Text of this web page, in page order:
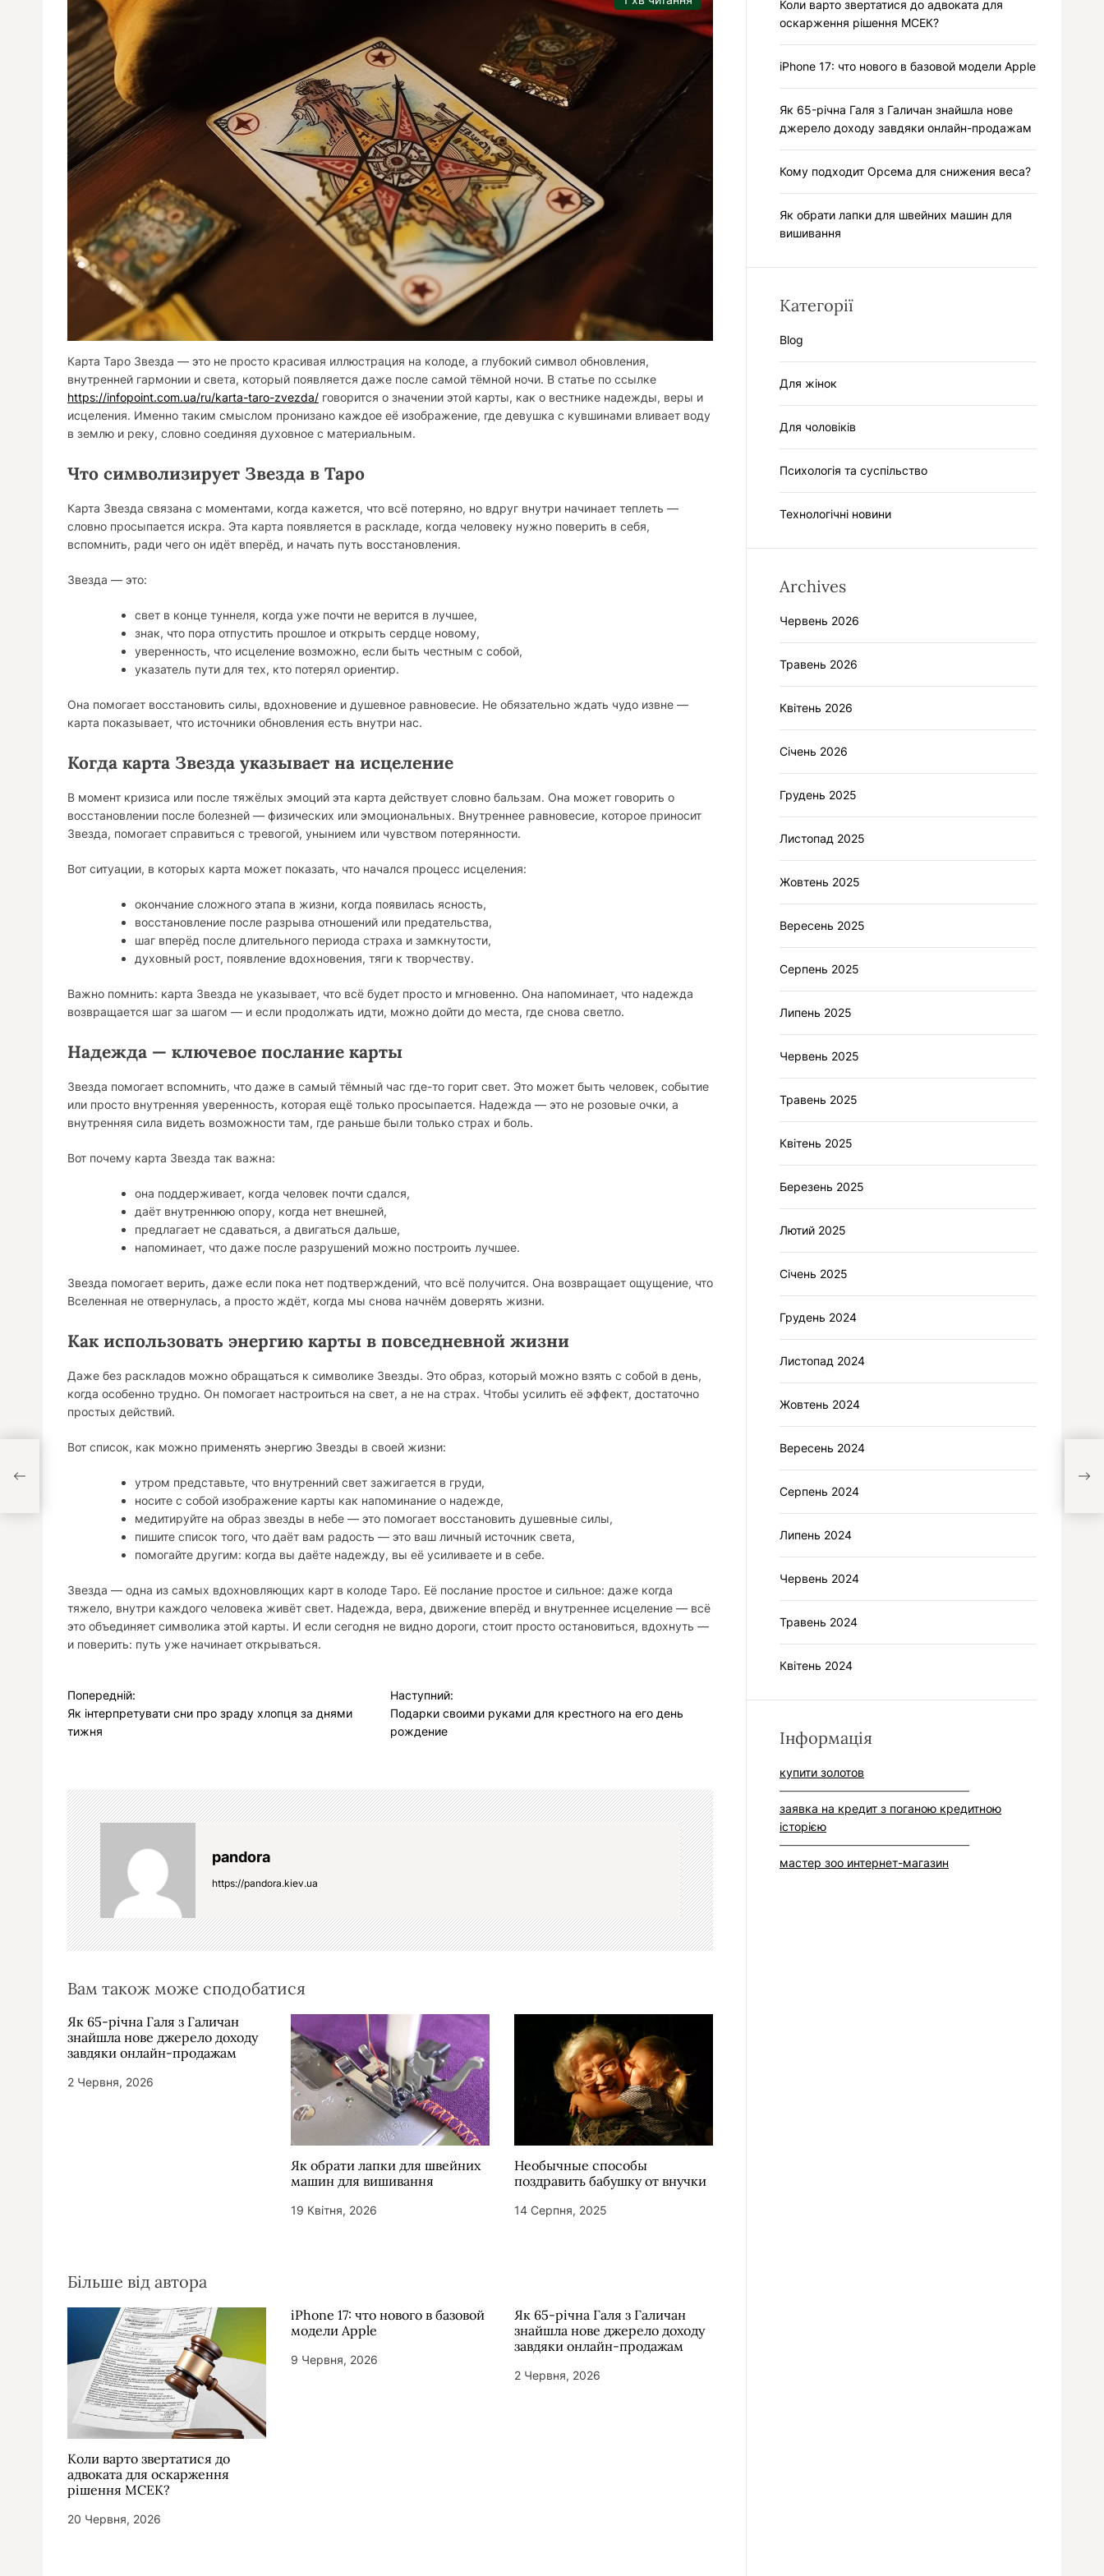
Карта Таро Звезда — это не просто красивая иллюстрация на колоде, а глубокий символ обновления,
внутренней гармонии и света, который появляется даже после самой тёмной ночи. В статье по ссылке
https://infopoint.com.ua/ru/karta-taro-zvezda/ говорится о значении этой карты, как о вестнике надежды, веры и
исцеления. Именно таким смыслом пронизано каждое её изображение, где девушка с кувшинами вливает воду
в землю и реку, словно соединяя духовное с материальным.
Что символизирует Звезда в Таро
Карта Звезда связана с моментами, когда кажется, что всё потеряно, но вдруг внутри начинает теплеть —
словно просыпается искра. Эта карта появляется в раскладе, когда человеку нужно поверить в себя,
вспомнить, ради чего он идёт вперёд, и начать путь восстановления.
Звезда — это:
свет в конце туннеля, когда уже почти не верится в лучшее,
знак, что пора отпустить прошлое и открыть сердце новому,
уверенность, что исцеление возможно, если быть честным с собой,
указатель пути для тех, кто потерял ориентир.
Она помогает восстановить силы, вдохновение и душевное равновесие. Не обязательно ждать чудо извне —
карта показывает, что источники обновления есть внутри нас.
Когда карта Звезда указывает на исцеление
В момент кризиса или после тяжёлых эмоций эта карта действует словно бальзам. Она может говорить о
восстановлении после болезней — физических или эмоциональных. Внутреннее равновесие, которое приносит
Звезда, помогает справиться с тревогой, унынием или чувством потерянности.
Вот ситуации, в которых карта может показать, что начался процесс исцеления:
окончание сложного этапа в жизни, когда появилась ясность,
восстановление после разрыва отношений или предательства,
шаг вперёд после длительного периода страха и замкнутости,
духовный рост, появление вдохновения, тяги к творчеству.
Важно помнить: карта Звезда не указывает, что всё будет просто и мгновенно. Она напоминает, что надежда
возвращается шаг за шагом — и если продолжать идти, можно дойти до места, где снова светло.
Надежда — ключевое послание карты
Звезда помогает вспомнить, что даже в самый тёмный час где-то горит свет. Это может быть человек, событие
или просто внутренняя уверенность, которая ещё только просыпается. Надежда — это не розовые очки, а
внутренняя сила видеть возможности там, где раньше были только страх и боль.
Вот почему карта Звезда так важна:
она поддерживает, когда человек почти сдался,
даёт внутреннюю опору, когда нет внешней,
предлагает не сдаваться, а двигаться дальше,
напоминает, что даже после разрушений можно построить лучшее.
Звезда помогает верить, даже если пока нет подтверждений, что всё получится. Она возвращает ощущение, что
Вселенная не отвернулась, а просто ждёт, когда мы снова начнём доверять жизни.
Как использовать энергию карты в повседневной жизни
Даже без раскладов можно обращаться к символике Звезды. Это образ, который можно взять с собой в день,
когда особенно трудно. Он помогает настроиться на свет, а не на страх. Чтобы усилить её эффект, достаточно
простых действий.
Вот список, как можно применять энергию Звезды в своей жизни:
утром представьте, что внутренний свет зажигается в груди,
носите с собой изображение карты как напоминание о надежде,
медитируйте на образ звезды в небе — это помогает восстановить душевные силы,
пишите список того, что даёт вам радость — это ваш личный источник света,
помогайте другим: когда вы даёте надежду, вы её усиливаете и в себе.
Звезда — одна из самых вдохновляющих карт в колоде Таро. Её послание простое и сильное: даже когда
тяжело, внутри каждого человека живёт свет. Надежда, вера, движение вперёд и внутреннее исцеление — всё
это объединяет символика этой карты. И если сегодня не видно дороги, стоит просто остановиться, вдохнуть —
и поверить: путь уже начинает открываться.
Н
а
г
а
ц
і
я
з
п
и
с
і
Попередній:
Як інтерпретувати сни про зраду хлопця за днями
тижня
Наступний:
Подарки своими руками для крестного на его день
рождение
pandora
https://pandora.kiev.ua
Вам також може сподобатися
Як 65-річна Галя з Галичан
знайшла нове джерело доходу
завдяки онлайн-продажам
2 Червня, 2026
Як обрати лапки для швейних
машин для вишивання
19 Квітня, 2026
Необычные способы
поздравить бабушку от внучки
14 Серпня, 2025
Більше від автора
Коли варто звертатися до
адвоката для оскарження
рішення МСЕК?
20 Червня, 2026
iPhone 17: что нового в базовой
модели Apple
9 Червня, 2026
Як 65-річна Галя з Галичан
знайшла нове джерело доходу
завдяки онлайн-продажам
2 Червня, 2026
Коли варто звертатися до адвоката для
оскарження рішення МСЕК?
iPhone 17: что нового в базовой модели Apple
Як 65-річна Галя з Галичан знайшла нове
джерело доходу завдяки онлайн-продажам
Кому подходит Орсема для снижения веса?
Як обрати лапки для швейних машин для
вишивання
Категорії
Blog
Для жінок
Для чоловіків
Психологія та суспільство
Технологічні новини
Archives
Червень 2026
Травень 2026
Квітень 2026
Січень 2026
Грудень 2025
Листопад 2025
Жовтень 2025
Вересень 2025
Серпень 2025
Липень 2025
Червень 2025
Травень 2025
Квітень 2025
Березень 2025
Лютий 2025
Січень 2025
Грудень 2024
Листопад 2024
Жовтень 2024
Вересень 2024
Серпень 2024
Липень 2024
Червень 2024
Травень 2024
Квітень 2024
Інформація
купити золотов
–––––––––––––––––––––––––––––––––
заявка на кредит з поганою кредитною
історією
–––––––––––––––––––––––––––––––––
мастер зоо интернет-магазин